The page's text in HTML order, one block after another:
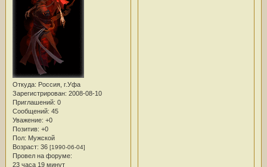
Откуда: Россия, г.Уфа
Зарегистрирован: 2008-08-10
Приглашений: 0
Сообщений: 45
Уважение: +0
Позитив: +0
Пол: Мужской
Возраст: 36 [1990-06-04]
Провел на форуме:
23 часа 19 минут